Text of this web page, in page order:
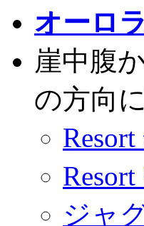
オーロ
崖中腹
の方向
ジャ